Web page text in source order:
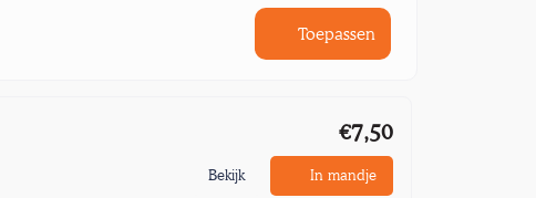
Toepassen
€7,50
Bekijk In mandje